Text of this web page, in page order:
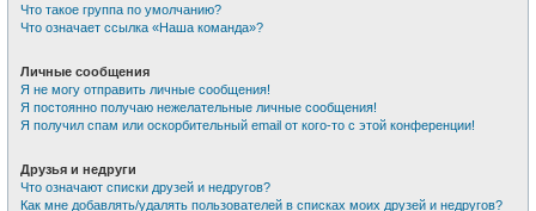
Что такое группа по умолчанию?
Что означает ссылка «Наша команда»?
Личные сообщения
Я не могу отправить личные сообщения!
Я постоянно получаю нежелательные личные сообщения!
Я получил спам или оскорбительный email от кого-то с этой конференции!
Друзья и недруги
Что означают списки друзей и недругов?
Как мне добавлять/удалять пользователей в списках моих друзей и недругов?